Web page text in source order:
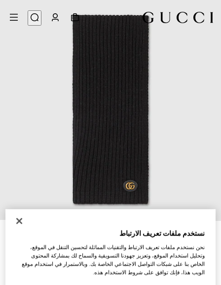
وشاح من الصوف والكشمير مع شعار G المزدوج
تنويعاتأسود
نستخدم ملفات تعريف الارتباط
نحن نستخدم ملفات تعريف الارتباط والتقنيات المماثلة لتحسين التنقل في الموقع،
وتحليل استخدام الموقع، وتعزيز جهودنا التسويقية والسماح لك بمشاركة المحتوى
الخاص بنا على شبكات التواصل الاجتماعي الخاصة بك. وبالاستمرار في استخدام موقع
الويب هذا، فإنك توافق على شروط الاستخدام هذه.